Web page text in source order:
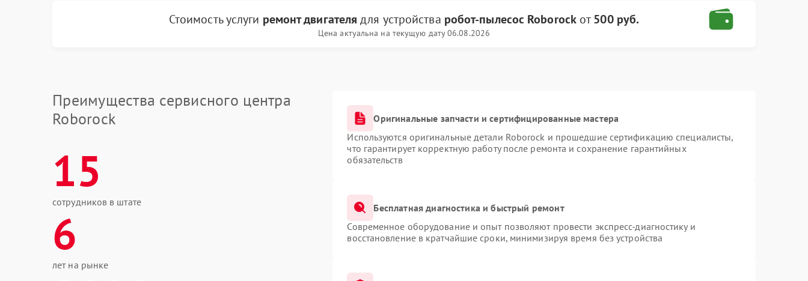
Стоимость услуги ремонт двигателя для устройства робот-пылесос Roborockот500 руб.
Цена актуальна на текущую дату 06.08.2026
Преимущества сервисного центра
Roborock
15
сотрудников в штате
6
лет на рынке
Оригинальные запчасти и сертифицированные мастера
Используются оригинальные детали Roborock и прошедшие сертификацию специалисты,
что гарантирует корректную работу после ремонта и сохранение гарантийных
обязательств
Бесплатная диагностика и быстрый ремонт
Современное оборудование и опыт позволяют провести экспресс-диагностику и
восстановление в кратчайшие сроки, минимизируя время без устройства